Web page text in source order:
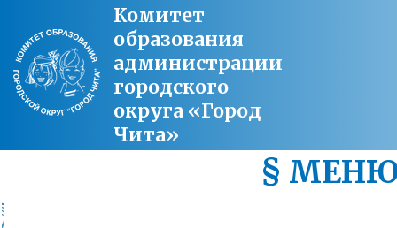
Комитет
образования
администрации
городского
округа «Город
Чита»
§